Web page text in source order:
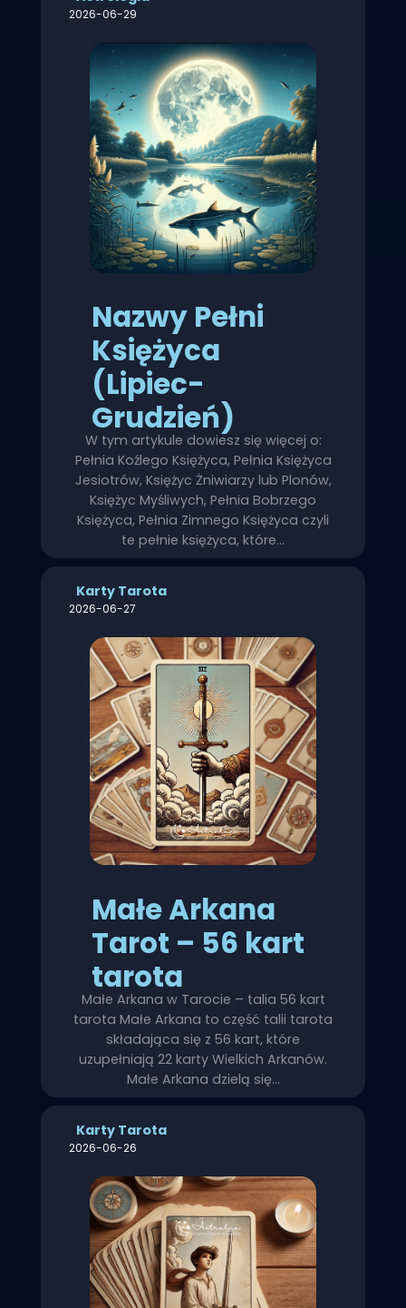
2026-06-29
Nazwy Pełni
Księżyca
(Lipiec-
Grudzień)
W tym artykule dowiesz się więcej o:
Pełnia Koźlego Księżyca, Pełnia Księżyca
Jesiotrów, Księżyc Żniwiarzy lub Plonów,
Księżyc Myśliwych, Pełnia Bobrzego
Księżyca, Pełnia Zimnego Księżyca czyli
te pełnie księżyca, które…
Karty Tarota
2026-06-27
Małe Arkana
Tarot – 56 kart
tarota
Małe Arkana w Tarocie – talia 56 kart
tarota Małe Arkana to część talii tarota
składająca się z 56 kart, które
uzupełniają 22 karty Wielkich Arkanów.
Małe Arkana dzielą się…
Karty Tarota
2026-06-26